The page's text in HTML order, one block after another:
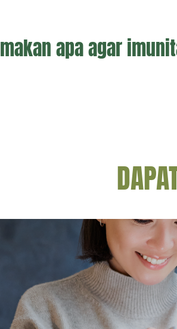
makan apa agar